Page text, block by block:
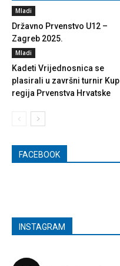
Mladi
Državno Prvenstvo U12 –
Zagreb 2025.
Mladi
Kadeti Vrijednosnica se
plasirali u završni turnir Kup
regija Prvenstva Hrvatske
FACEBOOK
INSTAGRAM